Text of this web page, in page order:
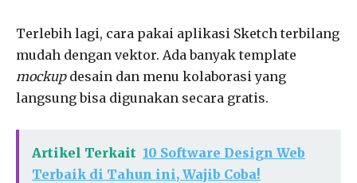
Terlebih lagi, cara pakai aplikasi Sketch terbilang
mudah dengan vektor. Ada banyak template
mockup desain dan menu kolaborasi yang
langsung bisa digunakan secara gratis.
Artikel Terkait 10 Software Design Web
Terbaik di Tahun ini, Wajib Coba!